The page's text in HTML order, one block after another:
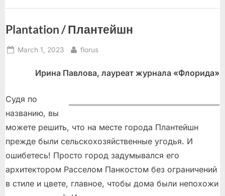
Plantation / Плантейшн
Posted
March 1, 2023 By
florus
Ирина Павлова, лауреат журнала «Флорида»
Судя по
названию, вы
можете решить, что на месте города Плантейшн
прежде были сельскохозяйственные угодья. И
ошибетесь! Просто город задумывался его
архитектором Расселом Панкостом без ограничений
в стиле и цвете, главное, чтобы дома были непохожи